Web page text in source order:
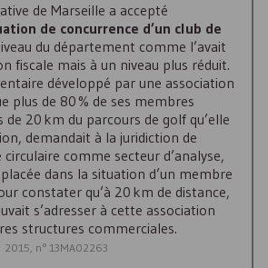
de Marseille a accepté
de concurrence d’un club de
du département comme l’avait
fiscale mais à un niveau plus réduit.
développé par une association
plus de 80 % de ses membres
de 20 km du parcours de golf qu’elle
demandait à la juridiction de
comme secteur d’analyse,
dans la situation d’un membre
constater qu’à 20 km de distance,
s’adresser à cette association
structures commerciales.
2015, n° 13MA02263